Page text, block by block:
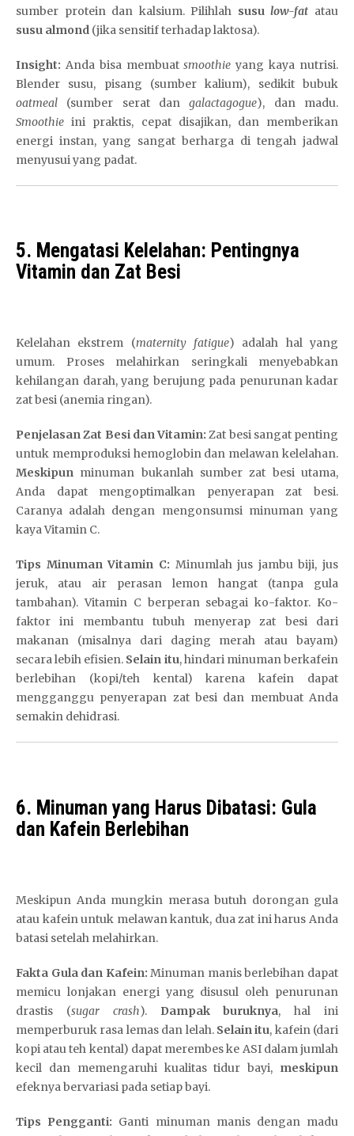
sumber protein dan kalsium. Pilihlah susulow-fat atau
susu almond (jika sensitif terhadap laktosa).
Insight: Anda bisa membuatsmoothie yang kaya nutrisi.
Blender susu, pisang (sumber kalium), sedikit bubuk
oatmeal (sumber serat dangalactagogue), dan madu.
Smoothie ini praktis, cepat disajikan, dan memberikan
energi instan, yang sangat berharga di tengah jadwal
menyusui yang padat.
5. Mengatasi Kelelahan: Pentingnya
Vitamin dan Zat Besi
Kelelahan ekstrem (maternity fatigue) adalah hal yang
umum. Proses melahirkan seringkali menyebabkan
kehilangan darah, yang berujung pada penurunan kadar
zat besi (anemia ringan).
Penjelasan Zat Besi dan Vitamin: Zat besi sangat penting
untuk memproduksi hemoglobin dan melawan kelelahan.
Meskipun minuman bukanlah sumber zat besi utama,
Anda dapat mengoptimalkan penyerapan zat besi.
Caranya adalah dengan mengonsumsi minuman yang
kaya Vitamin C.
w
a
t
o
g
e
l
S
i
t
i
n
a
m
Tips Minuman Vitamin C: Minumlah jus jambu biji, jus
jeruk, atau air perasan lemon hangat (tanpa gula
tambahan). Vitamin C berperan sebagai ko-faktor. Ko-
faktor ini membantu tubuh menyerap zat besi dari
makanan (misalnya dari daging merah atau bayam)
secara lebih efisien. Selain itu, hindari minuman berkafein
berlebihan (kopi/teh kental) karena kafein dapat
mengganggu penyerapan zat besi dan membuat Anda
semakin dehidrasi.
6. Minuman yang Harus Dibatasi: Gula
dan Kafein Berlebihan
Meskipun Anda mungkin merasa butuh dorongan gula
atau kafein untuk melawan kantuk, dua zat ini harus Anda
batasi setelah melahirkan.
Fakta Gula dan Kafein: Minuman manis berlebihan dapat
memicu lonjakan energi yang disusul oleh penurunan
drastis (sugar crash). Dampak buruknya, hal ini
memperburuk rasa lemas dan lelah. Selain itu, kafein (dari
kopi atau teh kental) dapat merembes ke ASI dalam jumlah
kecil dan memengaruhi kualitas tidur bayi, meskipun
efeknya bervariasi pada setiap bayi.
Tips Pengganti: Ganti minuman manis dengan madu